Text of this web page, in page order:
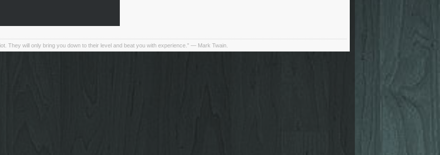
They will only bring you down to their level and beat you with experience.” ― Mark Twain.